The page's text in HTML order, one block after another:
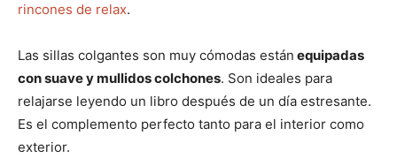
rincones de relax.
Las sillas colgantes son muy cómodas están equipadas
con suave y mullidos colchones. Son ideales para
relajarse leyendo un libro después de un día estresante.
Es el complemento perfecto tanto para el interior como
exterior.